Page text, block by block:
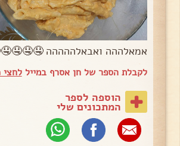
אמאלההה ואבאלההההה
לקבלת הספר של חן אסרף במייללחצי
הוספה לספר
המתכונים שלי